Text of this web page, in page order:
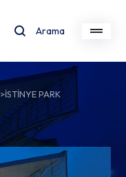
Arama
>İSTİNYE PARK